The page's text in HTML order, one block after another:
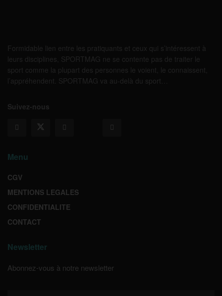
Formidable lien entre les pratiquants et ceux qui s’intéressent à
leurs disciplines, SPORTMAG ne se contente pas de traiter le
sport comme la plupart des personnes le voient, le connaissent,
l’appréhendent. SPORTMAG va au-delà du sport…
Suivez-nous
Menu
CGV
MENTIONS LEGALES
CONFIDENTIALITE
CONTACT
Newsletter
Abonnez-vous à notre newsletter